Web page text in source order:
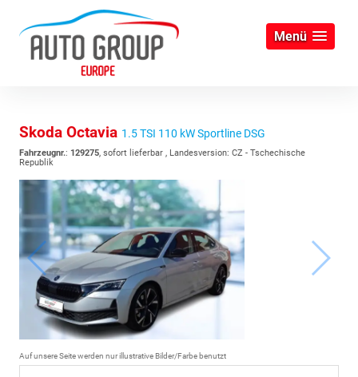
Menü
Skoda Octavia 1.5 TSI 110 kW Sportline DSG
Fahrzeugnr.: 129275, sofort lieferbar , Landesversion: CZ - Tschechische
Republik
Auf unsere Seite werden nur illustrative Bilder/Farbe benutzt